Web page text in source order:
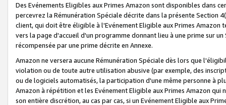
Des Evénements Eligibles aux Primes Amazon sont disponibles dans
percevrez la Rémunération Spéciale décrite dans la présente Section
client, qui doit être éligible à l'Evénement Eligible aux Primes Amazon
vers la page d'accueil d'un programme donnant lieu à une prime sur
récompensée par une prime décrite en Annexe.
Amazon ne versera aucune Rémunération Spéciale dès lors que
violation ou de toute autre utilisation abusive (par exemple, des
ou de logiciels automatisés, la participation d'une même personne à
Amazon à répétition et les Evénement Eligible aux Primes Amazon qui
son entière discrétion, au cas par cas, si un Evénement Eligible aux